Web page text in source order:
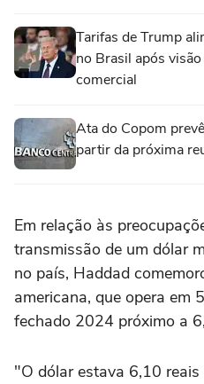
Tarifas de Trump
no Brasil após
comercial
Ata do Copom
partir da próxima
Em relação às
transmissão de um dólar
no país, Haddad
americana, que opera em
fechado 2024 próximo a
"O dólar estava 6,10